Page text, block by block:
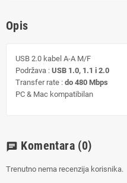
Opis
USB 2.0 kabel A-A M/F
Podržava : USB 1.0, 1.1 i 2.0
Transfer rate : do 480 Mbps
PC & Mac kompatibilan
chat Komentara (0)
Trenutno nema recenzija korisnika.